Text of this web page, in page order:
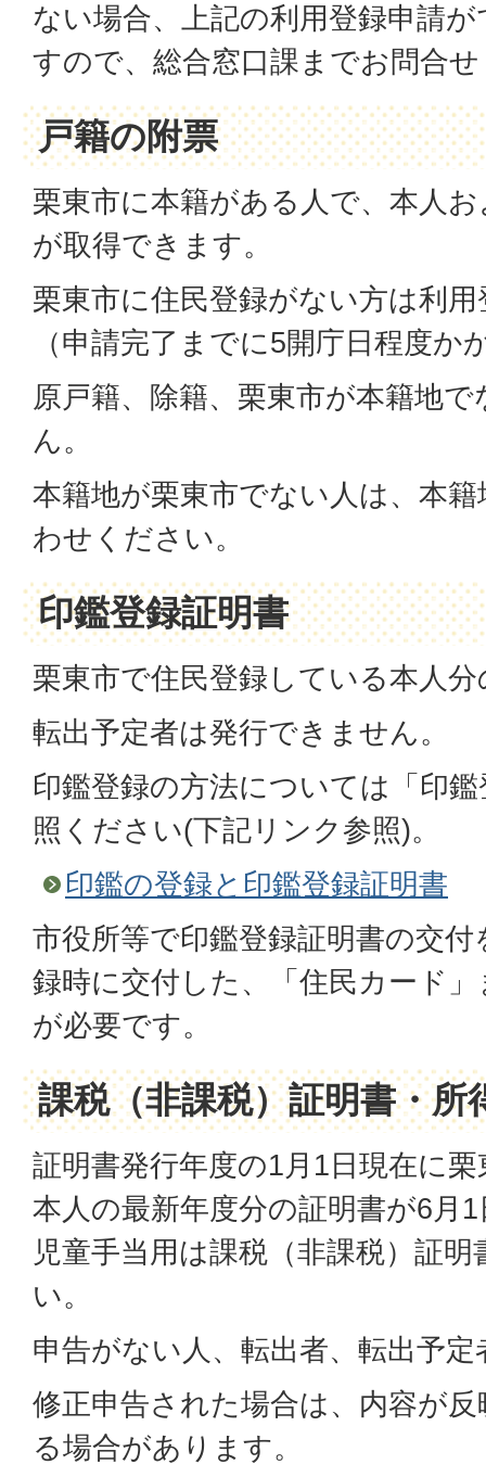
ない場合、上記の利用登録申請
すので、総合窓口課までお問合
戸籍の附票
栗東市に本籍がある人で、本人
が取得できます。
栗東市に住民登録がない方は利
（申請完了までに5開庁日程度か
原戸籍、除籍、栗東市が本籍地
ん。
本籍地が栗東市でない人は、本
わせください。
印鑑登録証明書
栗東市で住民登録している本人
転出予定者は発行できません。
印鑑登録の方法については「印
照ください(下記リンク参照)。
印鑑の登録と印鑑登録証明書
市役所等で印鑑登録証明書の交
録時に交付した、「住民カード
が必要です。
課税（非課税）証明書・所
証明書発行年度の1月1日現在に
本人の最新年度分の証明書が6月
児童手当用は課税（非課税）証
い。
申告がない人、転出者、転出予
修正申告された場合は、内容が
る場合があります。